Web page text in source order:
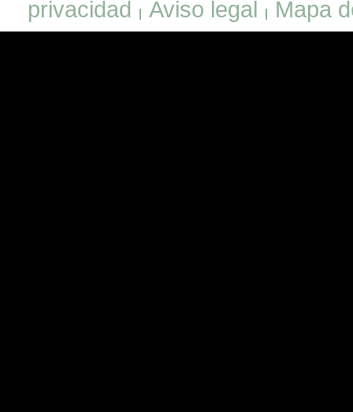
privacidad Aviso legal Mapa